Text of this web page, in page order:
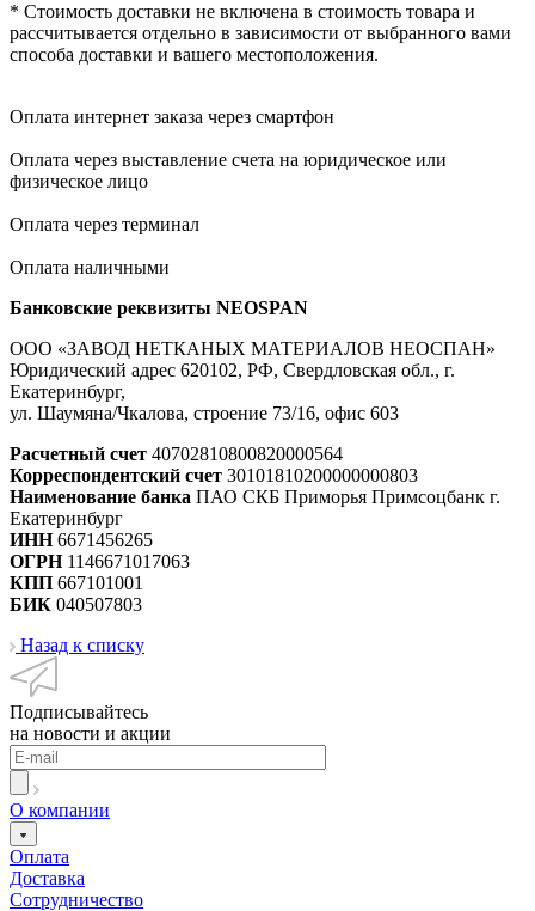
* Стоимость доставки не включена в стоимость товара и
рассчитывается отдельно в зависимости от выбранного вами
способа доставки и вашего местоположения.
Оплата интернет заказа через смартфон
Оплата через выставление счета на юридическое или
физическое лицо
Оплата через терминал
Оплата наличными
Банковские реквизиты NEOSPAN
ООО «ЗАВОД НЕТКАНЫХ МАТЕРИАЛОВ НЕОСПАН»
Юридический адрес 620102, РФ, Свердловская обл., г.
Екатеринбург,
ул. Шаумяна/Чкалова, строение 73/16, офис 603
Расчетный счет 40702810800820000564
Корреспондентский счет 30101810200000000803
Наименование банка ПАО СКБ Приморья Примсоцбанк г.
Екатеринбург
ИНН6671456265
ОГРН1146671017063
КПП 667101001
БИК 040507803
Назад к списку
Подписывайтесь
на новости и акции
О компании
Оплата
Доставка
Сотрудничество